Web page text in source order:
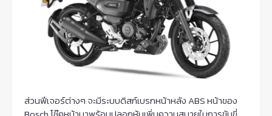
ส่วนฟีเจอร์ต่างๆ จะมีระบบดิสก์​เบรกหน้าหลัง ABS หน้าของ